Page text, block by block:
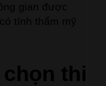
gian được
tính thẩm mỹ
thi